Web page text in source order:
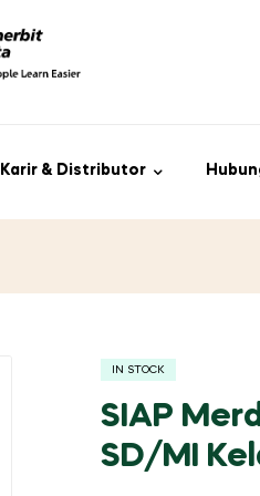
Karir & Distributor
IN STOCK
SIAP
SD/MI